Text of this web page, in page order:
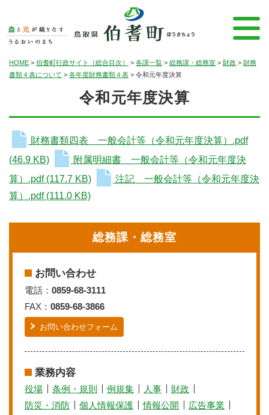
HOME > 伯耆町行政サイト［総合目次］ > 各課一覧 > 総務課・総務室 > 財政 > 財務
書類４表について > 各年度財務書類４表 > 令和元年度決算
令和元年度決算
財務書類四表 一般会計等（令和元年度決算）.pdf
(46.9 KB)
附属明細書 一般会計等（令和元年度決
算）.pdf (117.7 KB)
注記 一般会計等（令和元年度決
算）.pdf (111.0 KB)
総務課・総務室
お問い合わせ
電話： 0859-68-3111
FAX： 0859-68-3866
お問い合わせフォーム
業務内容
役場 条例・規則 例規集 人事
財政
防災・消防
個人情報保護 情報公開
広告事業